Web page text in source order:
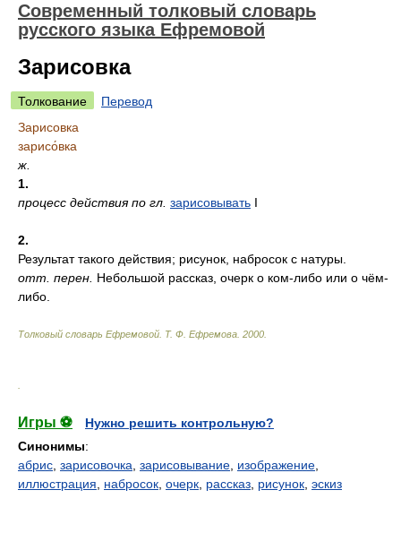
Современный толковый словарь
русского языка Ефремовой
Зарисовка
Толкование
Перевод
Зарисовка
зарисо́вка
ж.
1.
процесс действия по гл. зарисовывать I
2.
Результат такого действия; рисунок, набросок с натуры.
отт. перен. Небольшой рассказ, очерк о ком-либо или о чём-
либо.
Толковый словарь Ефремовой Т. Ф. Ефремова. 2000
Игры ⚽
Нужно решить контрольную?
Синонимы:
абрис зарисовочка зарисовывание изображение
иллюстрация
набросок очерк рассказ рисунок эскиз